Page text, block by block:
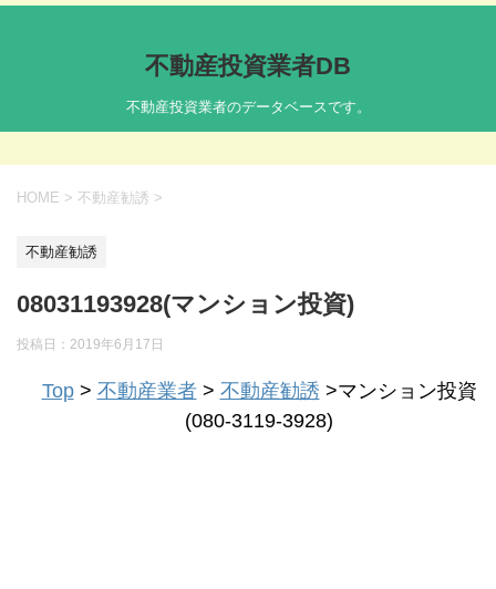
不動産投資業者DB
不動産投資業者のデータベースです。
HOME > 不動産勧誘 >
不動産勧誘
08031193928(マンション投資)
投稿日： 2019年6月17日
Top> 不動産業者> 不動産勧誘 >マンション投資
(080-3119-3928)